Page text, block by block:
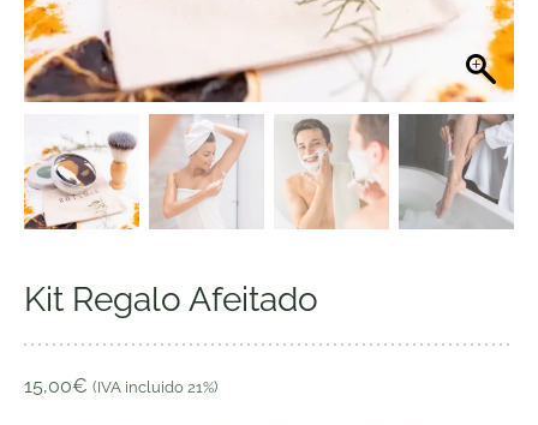
Kit Regalo Afeitado
15,00€ (IVA incluido 21%)